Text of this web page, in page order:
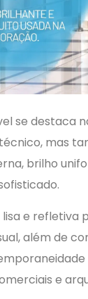
se destaca
mas
brilho
lisa e refletiva
além de
e